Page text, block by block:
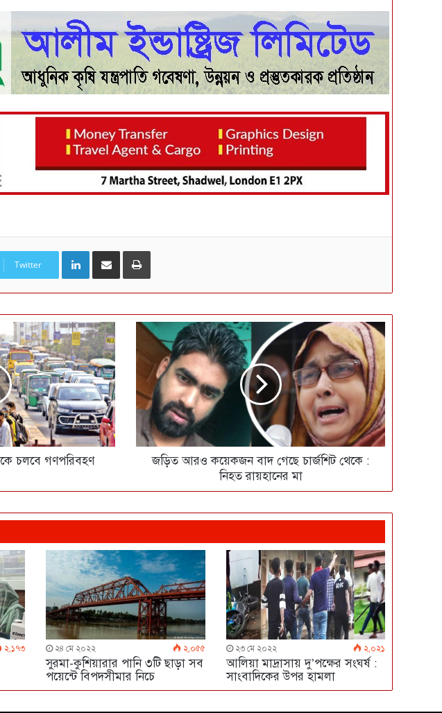
Twitter
LinkedIn ই-মেইলে শেয়ার করুন
চলবে গণপরিবহণ
জড়িত আরও কয়েকজন বাদ গেছে চার্জশিট থেকে :
নিহত রায়হানের মা
২,১৭৩ ২৪ মে ২০২২ ২,০৫৫
সুরমা-কুশিয়ারার পানি ৩টি ছাড়া সব
পয়েন্টে বিপদসীমার নিচে
২৩ মে ২০২২ ২,০২১
আলিয়া মাদ্রাসায় দু’পক্ষের সংঘর্ষ :
সাংবাদিকের উপর হামলা